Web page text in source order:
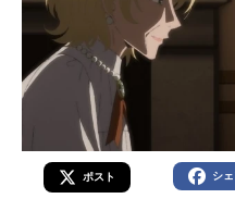
ポスト シ